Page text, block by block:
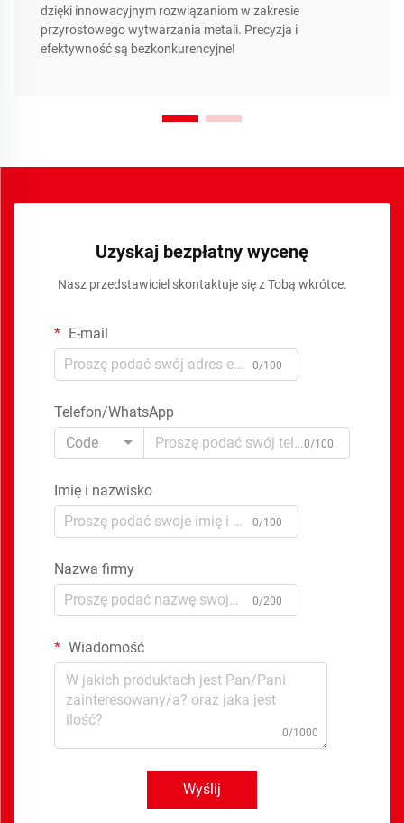
dzięki innowacyjnym rozwiązaniom w zakresie
przyrostowego wytwarzania metali. Precyzja i
efektywność są bezkonkurencyjne!
Uzyskaj bezpłatny wycenę
Nasz przedstawiciel skontaktuje się z Tobą wkrótce.
E-mail
0/100
Telefon/WhatsApp
Code
0/100
Imię i nazwisko
0/100
Nazwa firmy
0/200
Wiadomość
0/1000
Wyślij